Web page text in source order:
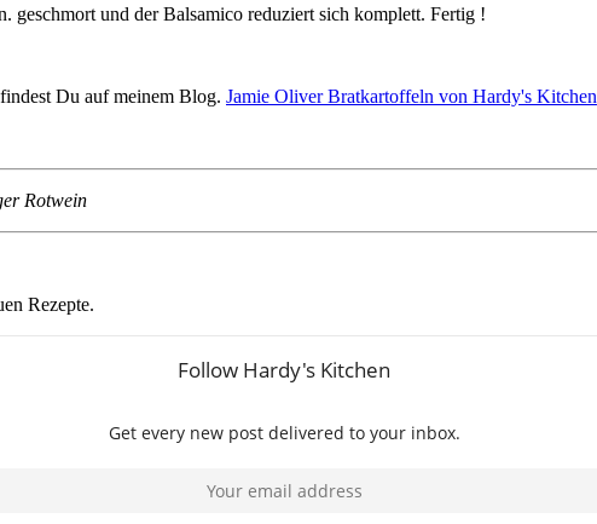
und der Balsamico reduziert sich komplett. Fertig !
Du auf meinem Blog. Jamie Oliver Bratkartoffeln von Hardy's Kitchen
Rotwein
Rezepte.